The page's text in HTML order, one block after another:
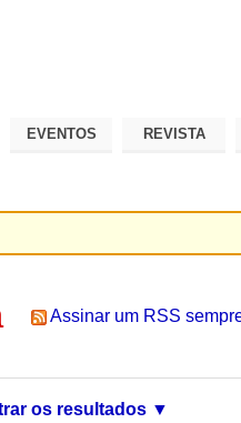
EVENTOS REVISTA
Assinar um RSS
os resultados